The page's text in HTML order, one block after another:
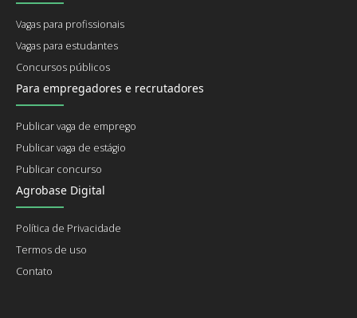
Vagas para profissionais
Vagas para estudantes
Concursos públicos
Para empregadores e recrutadores
Publicar vaga de emprego
Publicar vaga de estágio
Publicar concurso
Agrobase Digital
Política de Privacidade
Termos de uso
Contato